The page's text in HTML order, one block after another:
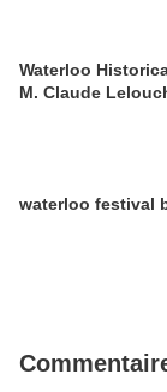
Waterloo
M. Claude